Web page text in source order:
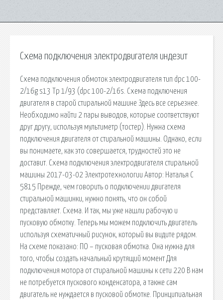
Схема подключения электродвигателя индезит
Схема подключения обмоток электродвигателя тип dpc 100-
2/16g s13 Тp 1/93 (dpc 100-2/16s. Схема подключения
двигателя в старой стиральной машине Здесь все серьезнее.
Необходимо найти 2 пары выводов, которые соответствуют
друг другу, используя мультиметр (тостер). Нужна схема
подключения двигателя от стиральной машины. Однако, если
вы понимаете, как это совершается, трудностей это не
доставит. Схема подключения электродвигателя стиральной
машины 2017-03-02 Электротехнологии Автор: Наталья С
5815 Прежде, чем говорить о подключении двигателя
стиральной машинки, нужно понять, что он собой
представляет. Схема. И так, мы уже нашли рабочую и
пусковую обмотку. Теперь мы можем подключить двигатель
используя схематичный рисунок, который вы видите рядом.
На схеме показано: ПО – пусковая обмотка. Она нужна для
того, чтобы создать начальный крутящий момент Для
подключения мотора от стиральной машины к сети 220 В нам
не потребуется пускового конденсатора, а также сам
двигатель не нуждается в пусковой обмотке. Принципиальная